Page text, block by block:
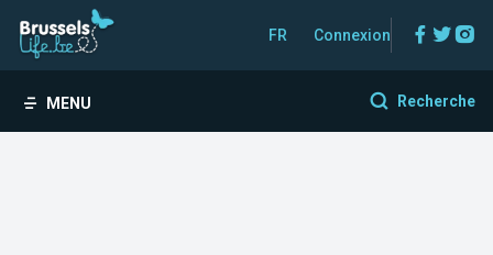
FR Connexion
MENU Recherche